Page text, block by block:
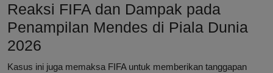
Reaksi FIFA dan Dampak pada
Penampilan Mendes di Piala Dunia
2026
Kasus ini juga memaksa FIFA untuk memberikan tanggapan